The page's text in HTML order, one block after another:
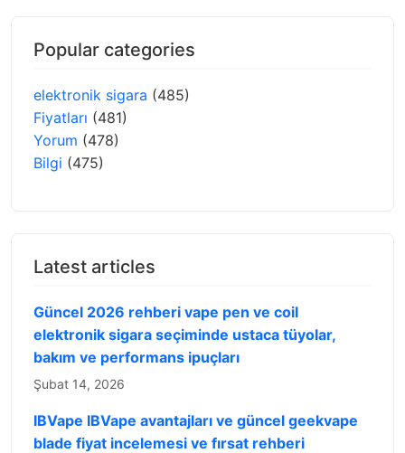
Popular categories
elektronik sigara (485)
Fiyatları (481)
Yorum (478)
Bilgi (475)
Latest articles
Güncel 2026 rehberi vape pen ve coil
elektronik sigara seçiminde ustaca tüyolar,
bakım ve performans ipuçları
Şubat 14, 2026
IBVape IBVape avantajları ve güncel geekvape
blade fiyat incelemesi ve fırsat rehberi